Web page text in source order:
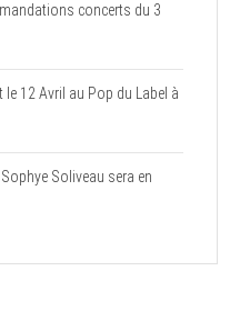
concerts du 3
le 12 Avril au Pop du Label à
Sophye Soliveau sera en